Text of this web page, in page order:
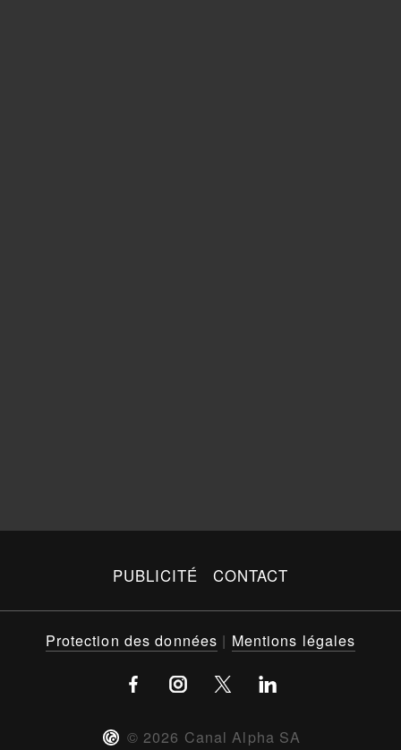
PUBLICITÉ CONTACT
© 2026 Canal Alpha SA
Protection des données | Mentions légales